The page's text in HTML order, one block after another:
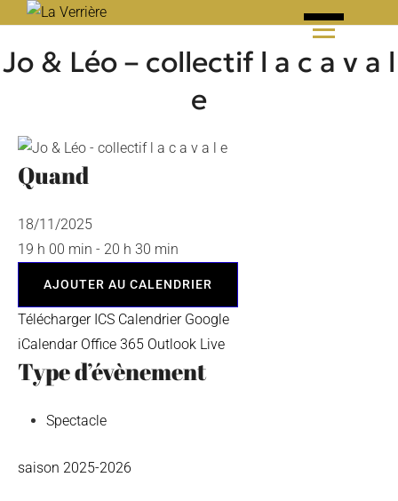
content
Jo & Léo – collectif l a c a v a l
e
Quand
18/11/2025
19 h 00 min - 20 h 30 min
AJOUTER AU CALENDRIER
Télécharger ICS Calendrier Google
iCalendar Office 365 Outlook Live
Type d’évènement
Spectacle
saison 2025-2026